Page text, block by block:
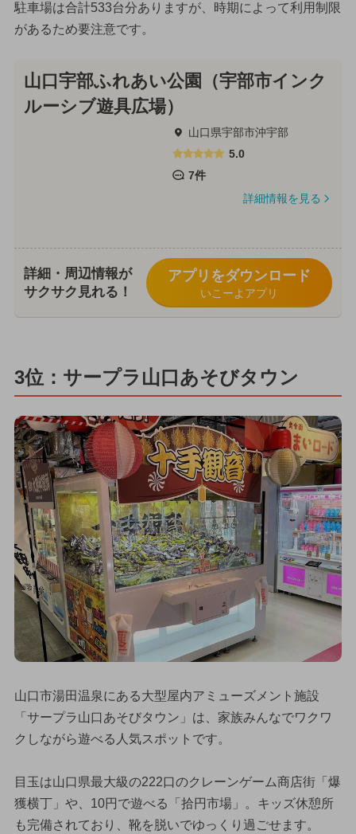
駐車場は合計533台分ありますが、時期によって利用制限
があるため要注意です。
山口宇部ふれあい公園（宇部市インク
ルーシブ遊具広場）
山口県宇部市沖宇部
5.0
7件
詳細情報を見る
詳細・周辺情報が
サクサク見れる！
アプリをダウンロード
いこーよアプリ
3位：サープラ山口あそびタウン
山口市湯田温泉にある大型屋内アミューズメント施設
「サープラ山口あそびタウン」は、家族みんなでワクワ
クしながら遊べる人気スポットです。
目玉は山口県最大級の222口のクレーンゲーム商店街「爆
獲横丁」や、10円で遊べる「拾円市場」。キッズ休憩所
も完備されており、靴を脱いでゆっくり過ごせます。